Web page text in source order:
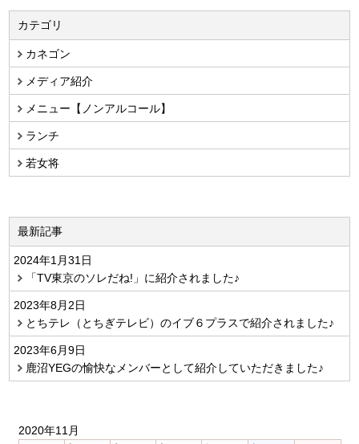
カテゴリ
カネゴン
メディア紹介
メニュー【ノンアルコール】
ランチ
若女将
最新記事
2024年1月31日
「TV東京のソレだね!」に紹介されました♪
2023年8月2日
とちテレ（とちぎテレビ）のイブ６プラスで紹介されました♪
2023年6月9日
鹿沼YEGの愉快なメンバーとして紹介していただきました♪
2020年11月